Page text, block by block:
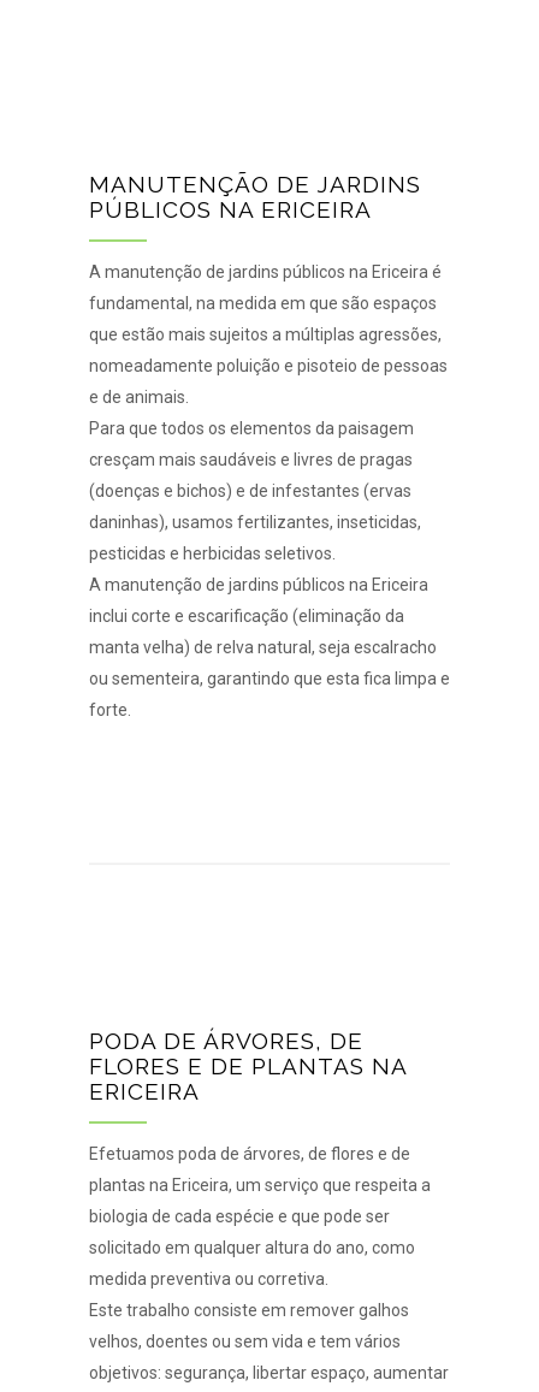
MANUTENÇÃO DE JARDINS
PÚBLICOS NA ERICEIRA
A manutenção de jardins públicos na Ericeira é
fundamental, na medida em que são espaços
que estão mais sujeitos a múltiplas agressões,
nomeadamente poluição e pisoteio de pessoas
e de animais.
Para que todos os elementos da paisagem
cresçam mais saudáveis e livres de pragas
(doenças e bichos) e de infestantes (ervas
daninhas), usamos fertilizantes, inseticidas,
pesticidas e herbicidas seletivos.
A manutenção de jardins públicos na Ericeira
inclui corte e escarificação (eliminação da
manta velha) de relva natural, seja escalracho
ou sementeira, garantindo que esta fica limpa e
forte.
PODA DE ÁRVORES, DE
FLORES E DE PLANTAS NA
ERICEIRA
Efetuamos poda de árvores, de flores e de
plantas na Ericeira, um serviço que respeita a
biologia de cada espécie e que pode ser
solicitado em qualquer altura do ano, como
medida preventiva ou corretiva.
Este trabalho consiste em remover galhos
velhos, doentes ou sem vida e tem vários
objetivos: segurança, libertar espaço, aumentar